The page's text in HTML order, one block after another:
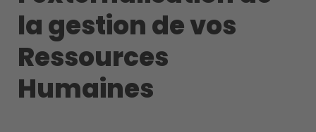
la gestion de vos
Ressources
Humaines